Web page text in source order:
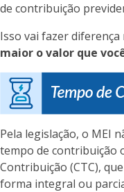
de contribuição
Isso vai fazer
maior o valor que
Pela legislação, o MEI
tempo de contribuição
Contribuição (CTC),
forma integral ou